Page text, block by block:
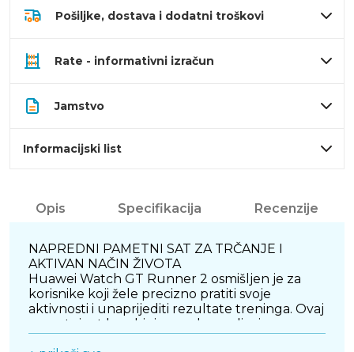
Pošiljke, dostava i dodatni troškovi
Rate - informativni izračun
Jamstvo
Informacijski list
Opis Specifikacija Recenzije
NAPREDNI PAMETNI SAT ZA TRČANJE I
AKTIVAN NAČIN ŽIVOTA
Huawei Watch GT Runner 2 osmišljen je za
korisnike koji žele precizno pratiti svoje
aktivnosti i unaprijediti rezultate treninga. Ovaj
pametni sat kombinira moderan dizajn,